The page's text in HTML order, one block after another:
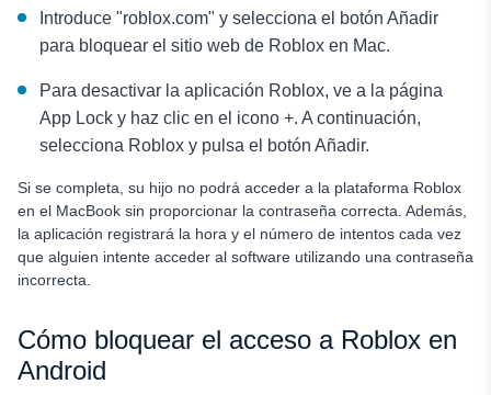
Introduce "roblox.com" y selecciona el botón Añadir
para bloquear el sitio web de Roblox en Mac.
Para desactivar la aplicación Roblox, ve a la página
App Lock y haz clic en el icono +. A continuación,
selecciona Roblox y pulsa el botón Añadir.
Si se completa, su hijo no podrá acceder a la plataforma Roblox
en el MacBook sin proporcionar la contraseña correcta. Además,
la aplicación registrará la hora y el número de intentos cada vez
que alguien intente acceder al software utilizando una contraseña
incorrecta.
Cómo bloquear el acceso a Roblox en
Android